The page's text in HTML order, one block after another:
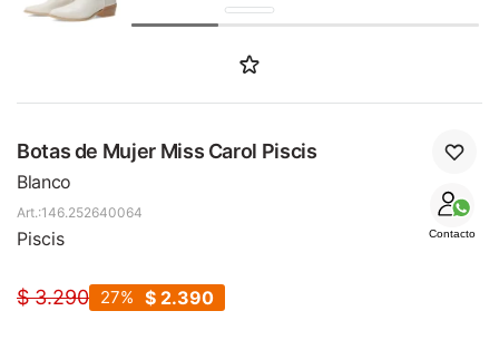
Botas de Mujer Miss Carol Piscis
Blanco
Contacto
146.252640064
Piscis
$ 3.290 $ 2.390
27